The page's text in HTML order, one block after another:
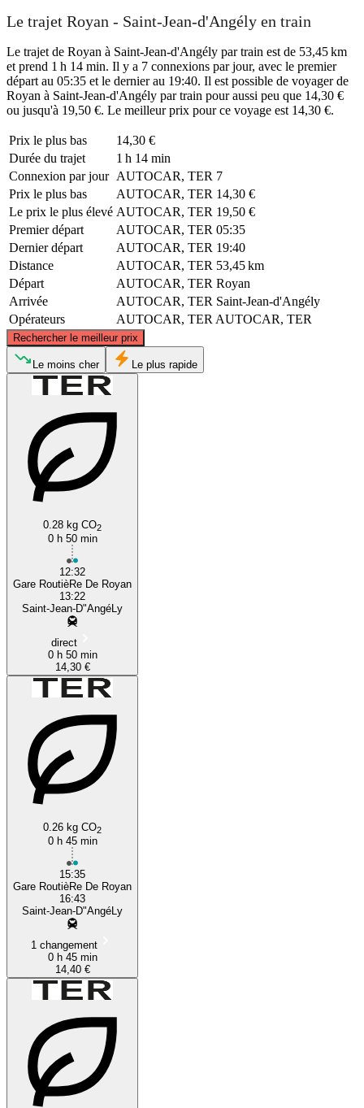
Le trajet Royan - Saint-Jean-d'Angély en train
Le trajet de Royan à Saint-Jean-d'Angély par train est de 53,45 km
et prend 1 h 14 min. Il y a 7 connexions par jour, avec le premier
départ au 05:35 et le dernier au 19:40. Il est possible de voyager de
Royan à Saint-Jean-d'Angély par train pour aussi peu que 14,30 €
ou jusqu'à 19,50 €. Le meilleur prix pour ce voyage est 14,30 €.
Prix ​​le plus bas
14,30 €
Durée du trajet
1 h 14 min
Connexion par jour AUTOCAR, TER 7
Prix ​​le plus bas
AUTOCAR, TER 14,30 €
Le prix le plus élevé AUTOCAR, TER 19,50 €
Premier départ
AUTOCAR, TER 05:35
Dernier départ
AUTOCAR, TER 19:40
Distance
AUTOCAR, TER 53,45 km
Départ
AUTOCAR, TER Royan
Arrivée
AUTOCAR, TER Saint-Jean-d'Angély
Opérateurs
AUTOCAR, TER AUTOCAR, TER
Rechercher le meilleur prix
Royan
©CARTO , © OpenStreetMap contributors
Le moins cher Le plus rapide
0.28 kg CO2
0 h 50 min
12:32
Gare RoutièRe De Royan
13:22
Saint-Jean-D"AngéLy
direct
0 h 50 min
14,30 €
0.26 kg CO2
0 h 45 min
15:35
Gare RoutièRe De Royan
16:43
Saint-Jean-D"AngéLy
1 changement
0 h 45 min
14,40 €